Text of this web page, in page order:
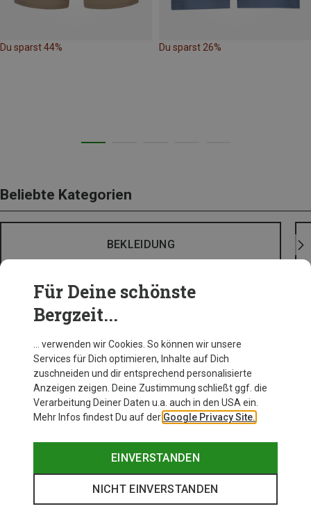
Du sparst 44% Du sparst 26%
Beliebte Kategorien
BEKLEIDUNG
Für Deine schönste
Bergzeit...
… verwenden wir Cookies. So können wir unsere
Services für Dich optimieren, Inhalte auf Dich
zuschneiden und dir entsprechend personalisierte
Anzeigen zeigen. Deine Zustimmung schließt ggf. die
Verarbeitung Deiner Daten u.a. auch in den USA ein.
Mehr Infos findest Du auf der Google Privacy Site.
EINVERSTANDEN
NICHT EINVERSTANDEN